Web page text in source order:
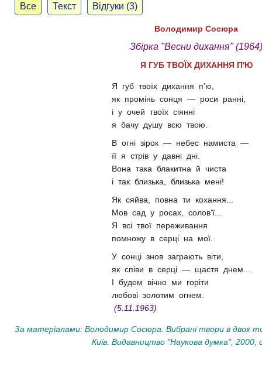
Все Текст Відгуки (3)
Володимир Сосюра
Збірка "Весни дихання" (1964)
Я ГУБ ТВОЇХ ДИХАННЯ П'Ю
Я губ твоїх дихання п’ю,
як промінь сонця — роси ранні,
і у очей твоїх сіянні
я бачу душу всю твою.
В огні зірок — небес намиста —
її я стрів у давні дні.
Вона така блакитна й чиста
і так близька, близька мені!
Як сяйва, повна ти кохання...
Мов сад у росах, солов’ї...
Я всі твої переживання
помножу в серці на мої.
У сонці знов заграють віти,
як співи в серці — щастя днем...
І будем вічно ми горіти
любові золотим огнем.
(5.11.1963)
За матеріалами: Володимир Сосюра. Вибрані твори в двох
Київ. Видавництво "Наукова думка", 2000,